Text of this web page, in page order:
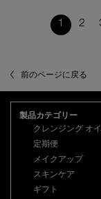
ページ
1 2
前のページに戻る
製品カテゴリー
クレンジング オ
定期便
メイクアップ
スキンケア
ギフト